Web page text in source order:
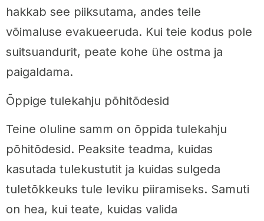
hakkab see piiksutama, andes teile
võimaluse evakueeruda. Kui teie kodus pole
suitsuandurit, peate kohe ühe ostma ja
paigaldama.
Õppige tulekahju põhitõdesid
Teine oluline samm on õppida tulekahju
põhitõdesid. Peaksite teadma, kuidas
kasutada tulekustutit ja kuidas sulgeda
tuletõkkeuks tule leviku piiramiseks. Samuti
on hea, kui teate, kuidas valida